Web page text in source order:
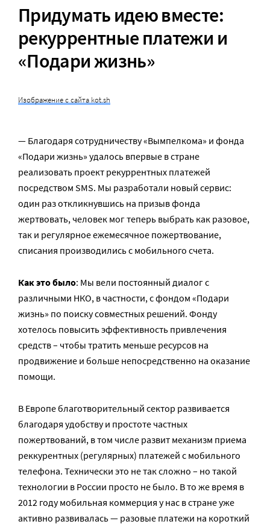
Придумать идею вместе:
рекуррентные платежи и
«Подари жизнь»
Изображение с сайта kot.sh
— Благодаря сотрудничеству «Вымпелкома» и фонда
«Подари жизнь» удалось впервые в стране
реализовать проект рекуррентных платежей
посредством SMS. Мы разработали новый сервис:
один раз откликнувшись на призыв фонда
жертвовать, человек мог теперь выбрать как разовое,
так и регулярное ежемесячное пожертвование,
списания производились с мобильного счета.
Как это было: Мы вели постоянный диалог с
различными НКО, в частности, с фондом «Подари
жизнь» по поиску совместных решений. Фонду
хотелось повысить эффективность привлечения
средств – чтобы тратить меньше ресурсов на
продвижение и больше непосредственно на оказание
помощи.
В Европе благотворительный сектор развивается
благодаря удобству и простоте частных
пожертвований, в том числе развит механизм приема
реккурентных (регулярных) платежей с мобильного
телефона. Технически это не так сложно – но такой
технологии в России просто не было. В то же время в
2012 году мобильная коммерция у нас в стране уже
активно развивалась — разовые платежи на короткий